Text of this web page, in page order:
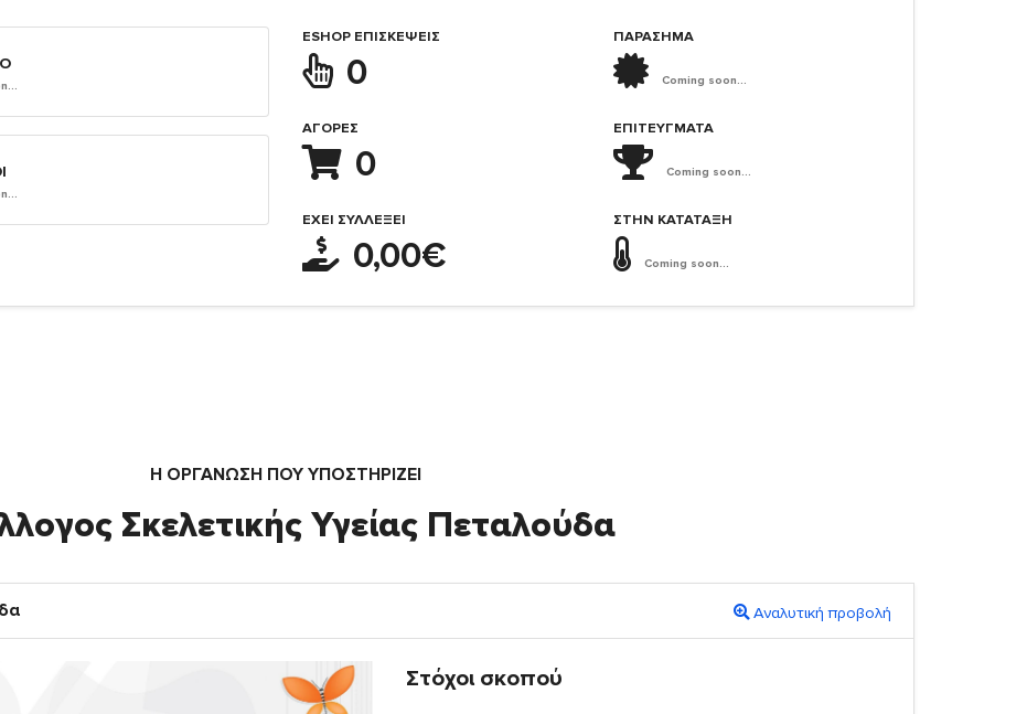
ESHOP ΕΠΙΣΚΈΨΕΙΣ
0
ΑΓΟΡΈΣ
0
ΈΧΕΙ ΣΥΛΛΈΞΕΙ
0,00€
ΠΑΡΑΣΗΜΑ
Coming soon...
ΕΠΙΤΕΎΓΜΑΤΑ
Coming soon...
ΣΤΗΝ ΚΑΤΆΤΑΞΗ
Coming soon...
Η ΟΡΓΆΝΩΣΗ ΠΟΥ ΥΠΟΣΤΗΡΙΖΕΙ
Σκελετικής Υγείας Πεταλούδα
Αναλυτική προβολή
Στόχοι σκοπού